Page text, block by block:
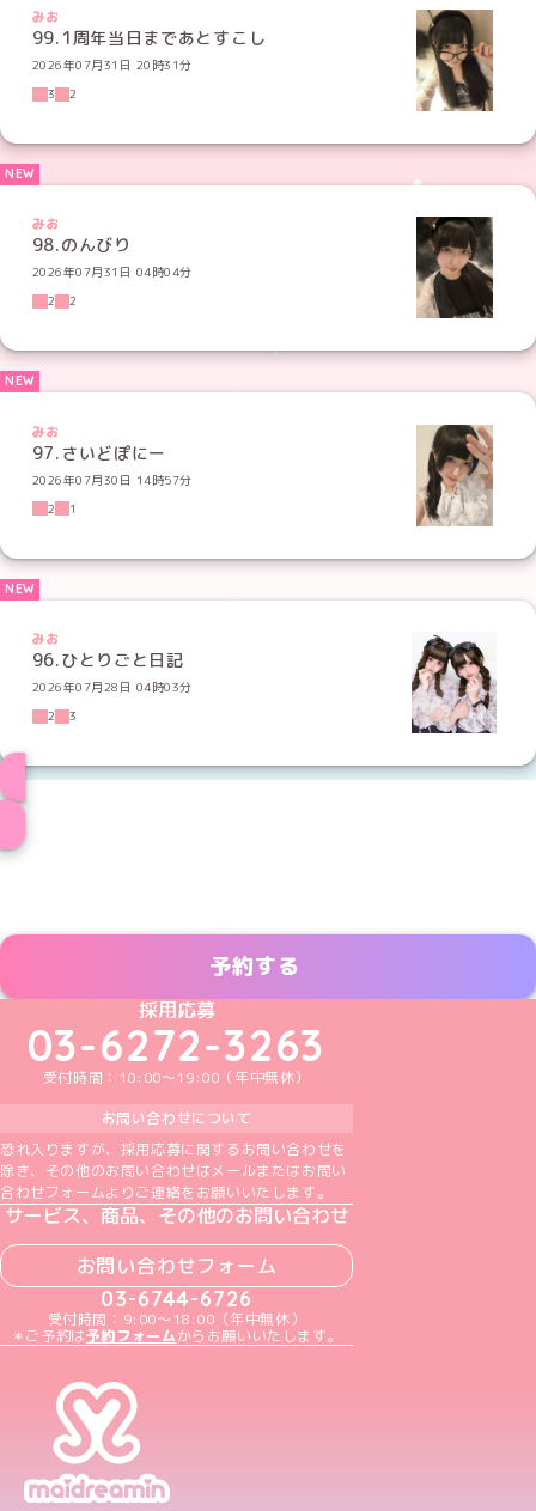
みお
99.1周年当日まであとすこし
2026年07月31日 20時31分
3
2
みお
98.のんびり
2026年07月31日 04時04分
2
2
みお
97.さいどぽにー
2026年07月30日 14時57分
2
1
みお
96.ひとりごと日記
2026年07月28日 04時03分
2
3
予約する
めいどりーみんTikTok公式アカウント
めいどりーみんX公式アカウント
めいどりーみんInstagram公式アカウント
めいどりーみんFacebook公式アカウン
めいどりーみんYouTube公式アカ
採用応募
03-6272-3263
受付時間：10:00～19:00（年中無休）
お問い合わせについて
恐れ入りますが、採用応募に関するお問い合わせを
除き、その他のお問い合わせはメールまたはお問い
合わせフォームよりご連絡をお願いいたします。
サービス、商品、その他のお問い合わせ
お問い合わせフォーム
03-6744-6726
受付時間：9:00～18:00（年中無休）
＊ご予約は予約フォームからお願いいたします。